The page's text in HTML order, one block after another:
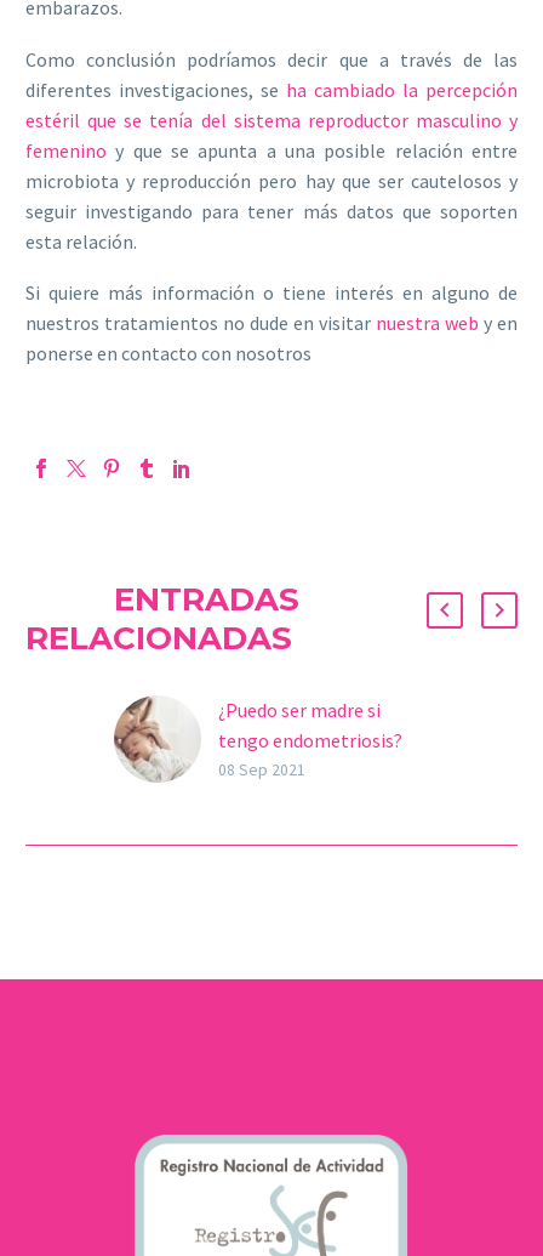
embarazos.
Como conclusión podríamos decir que a través de las
diferentes investigaciones, se ha cambiado la percepción
estéril que se tenía del sistema reproductor masculino y
femenino y que se apunta a una posible relación entre
microbiota y reproducción pero hay que ser cautelosos y
seguir investigando para tener más datos que soporten
esta relación.
Si quiere más información o tiene interés en alguno de
nuestros tratamientos no dude en visitar nuestra web y en
ponerse en contacto con nosotros
ENTRADAS
RELACIONADAS
¿Puedo ser madre si
tengo endometriosis?
La endometriosis es una
08 Sep 2021